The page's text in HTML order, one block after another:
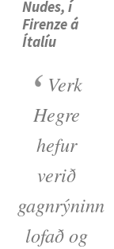
SKIPTA
LAND:
TUNGUMÁL:
ENGLISH
Nudes, í
Firenze á
Ítalíu
‘ Verk
Hegre
hefur
verið
gagnrýninn
lofað og